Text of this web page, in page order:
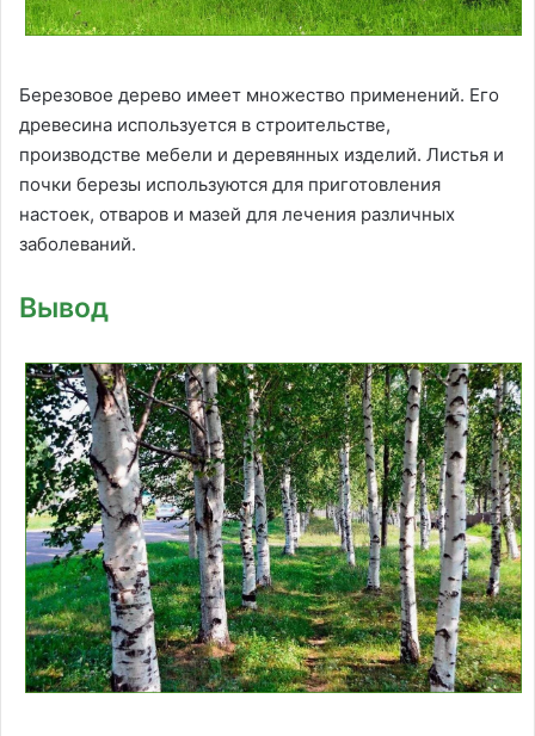
Березовое дерево имеет множество применений. Его
древесина используется в строительстве,
производстве мебели и деревянных изделий. Листья и
почки березы используются для приготовления
настоек, отваров и мазей для лечения различных
заболеваний.
Вывод